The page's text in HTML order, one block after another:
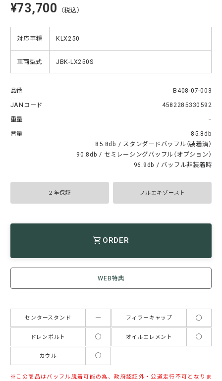
¥73,700 （税込）
対応車種 KLX250
車両型式 JBK-LX250S
品番
B408-07-003
JANコード
4582285330592
重量
−
音量
85.8db
85.8db / スタンダードバッフル（装着済）
90.8db / セミレーシングバッフル（オプション）
96.9db / バッフル非装着時
２年保証 フルエキゾースト
ORDER
WEB特典
センタースタンド ー フィラーキャップ ◯
ドレンボルト ◯ オイルエレメント ◯
カウル ◯
この商品はバッフル脱着可能の為、政府認証外・公道走行不可となりま